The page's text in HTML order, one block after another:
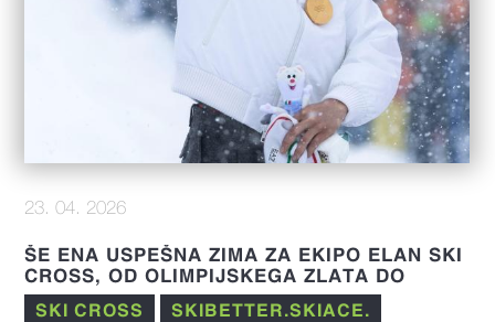
23. 04. 2026
ŠE ENA USPEŠNA ZIMA ZA EKIPO ELAN SKI
CROSS, OD OLIMPIJSKEGA ZLATA DO
IZJEMNIH REZULTATOV V FIS SEZONI 25/26
SKI CROSS SKIBETTER.SKIACE.